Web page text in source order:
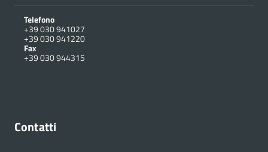
Telefono
+39 030 941027
+39 030 941220
Fax
+39 030 944315
Contatti